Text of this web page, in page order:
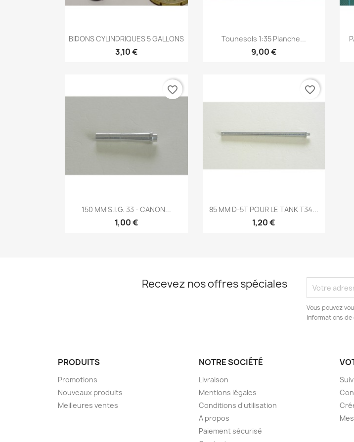
Aperçu rapide
BIDONS CYLINDRIQUES 5 GALLONS
3,10 €
Aperçu rapide
Tounesols 1:35 Planche...
9,00 €
Aperçu rapide
150 MM S.I.G. 33 - CANON...
1,00 €
favorite_border
Aperçu rapide
85 MM D-5T POUR LE TANK T34...
1,20 €
favorite_border
Recevez nos offres spéciales
Vous pouvez
informations
PRODUITS
Promotions
Nouveaux produits
Meilleures ventes
NOTRE SOCIÉTÉ
Livraison
Mentions légales
Conditions d'utilisation
A propos
Paiement sécurisé